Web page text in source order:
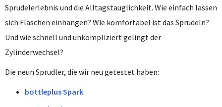
Sprudelerlebnis und die Alltagstauglichkeit. Wie einfach lassen
sich Flaschen einhängen? Wie komfortabel ist das Sprudeln?
Und wie schnell und unkompliziert gelingt der
Zylinderwechsel?
Die neun Sprudler, die wir neu getestet haben:
bottleplus Spark